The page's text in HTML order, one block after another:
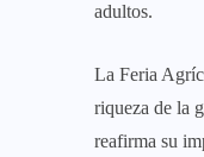
adultos.
La Feria
riqueza de la
reafirma su